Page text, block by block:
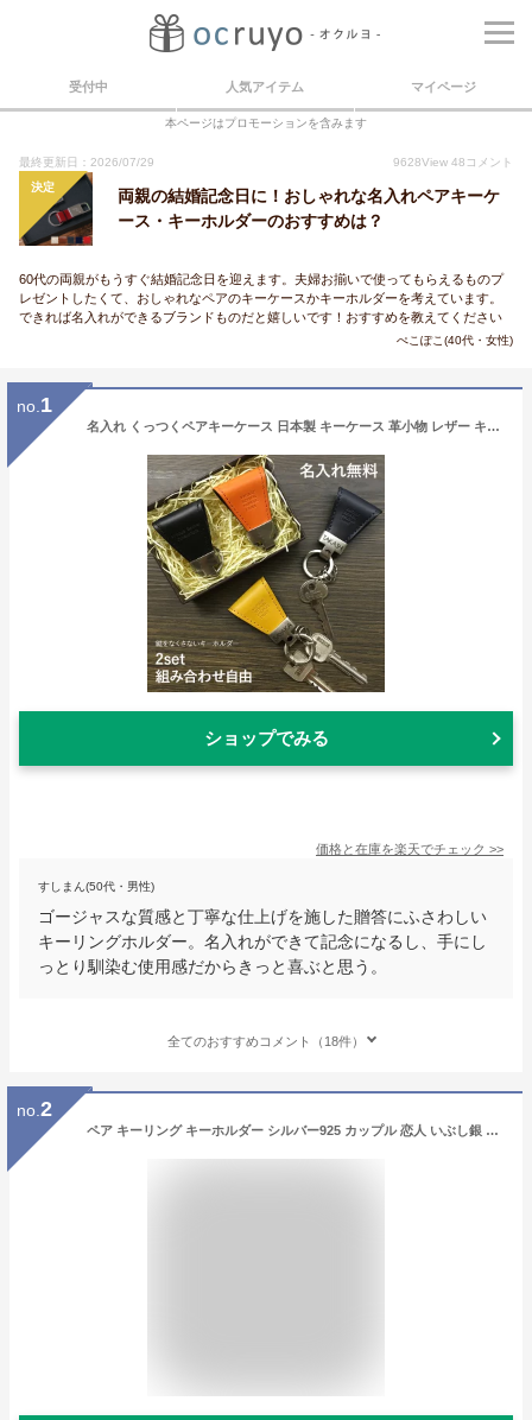
受付中 人気アイテム マイページ
本ページはプロモーションを含みます
最終更新日：2026/07/29 9628View 48 コメント
決定
両親の結婚記念日に！おしゃれな名入れペアキーケ
ース・キーホルダーのおすすめは？
60代の両親がもうすぐ結婚記念日を迎えます。夫婦お揃いで使ってもらえるものプ
レゼントしたくて、おしゃれなペアのキーケースかキーホルダーを考えています。
できれば名入れができるブランドものだと嬉しいです！おすすめを教えてください
ぺこぽこ(40代・女性)
no. 1
名入れ くっつくペアキーケース 日本製 キーケース 革小物 レザー キーリング キーホルダー 鍵 キークリップ ギフト プレゼント 贈り物 本革 革 小物 誕生日 結婚記念日 記念日 カップル 夫婦 結婚祝い セット ペアグッズ ホワイトデー ペアギフト
ショップでみる
価格と在庫を楽天でチェック >>
すしまん(50代・男性)
ゴージャスな質感と丁寧な仕上げを施した贈答にふさわしい
キーリングホルダー。名入れができて記念になるし、手にし
っとり馴染む使用感だからきっと喜ぶと思う。
全てのおすすめコメント（18件）
no. 2
ペア キーリング キーホルダー シルバー925 カップル 恋人 いぶし銀 ダブルリング イタリア製 インポート イニシャル刻印(別料金) レディース メンズ プレゼント ギフト